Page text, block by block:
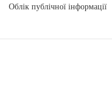
Облік публічної інформації